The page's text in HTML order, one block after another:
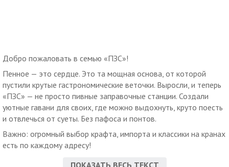
Добро пожаловать в семью «ПЗС»!
Пенное — это сердце. Это та мощная основа, от которой
пустили крутые гастрономические веточки. Выросли, и теперь
«ПЗС» — не просто пивные заправочные станции. Создали
уютные гавани для своих, где можно выдохнуть, круто поесть
и отвлечься от суеты. Без пафоса и понтов.
Важно: огромный выбор крафта, импорта и классики на кранах
есть по каждому адресу!
ПОКАЗАТЬ ВЕСЬ ТЕКСТ